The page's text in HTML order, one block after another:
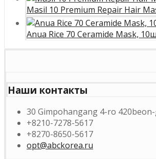
Masil 10 Premium Repair Hair
Anua Rice 70 Ceramide Mask,
Наши контакты
30 Gimpohangang 4-ro
+8210-7278-5617
+8270-8650-5617
opt@abckorea.ru